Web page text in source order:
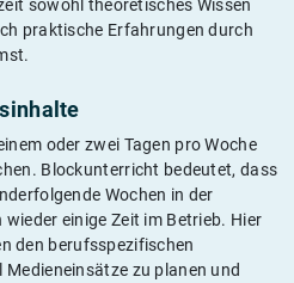
sowohl theoretisches Wissen
praktische Erfahrungen durch
oder zwei Tagen pro Woche
Blockunterricht bedeutet, dass
Wochen in der
einige Zeit im Betrieb. Hier
den berufsspezifischen
Medieneinsätze zu planen und